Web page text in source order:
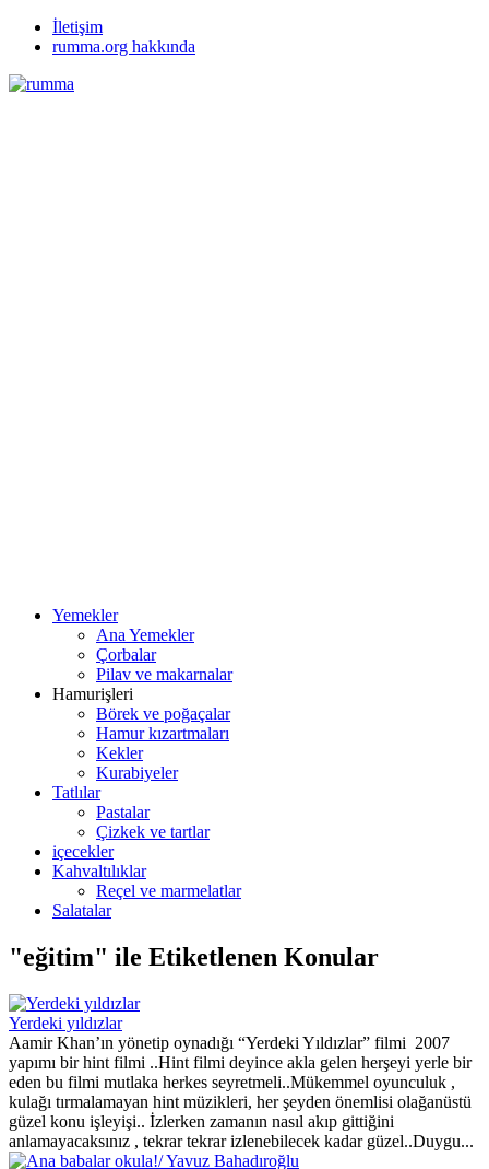
İletişim
rumma.org hakkında
Yemekler
Ana Yemekler
Çorbalar
Pilav ve makarnalar
Hamurişleri
Börek ve poğaçalar
Hamur kızartmaları
Kekler
Kurabiyeler
Tatlılar
Pastalar
Çizkek ve tartlar
içecekler
Kahvaltılıklar
Reçel ve marmelatlar
Salatalar
"eğitim" ile Etiketlenen Konular
Yerdeki yıldızlar
Aamir Khan’ın yönetip oynadığı “Yerdeki Yıldızlar” filmi 2007
yapımı bir hint filmi ..Hint filmi deyince akla gelen herşeyi yerle bir
eden bu filmi mutlaka herkes seyretmeli..Mükemmel oyunculuk ,
kulağı tırmalamayan hint müzikleri, her şeyden önemlisi olağanüstü
güzel konu işleyişi.. İzlerken zamanın nasıl akıp gittiğini
anlamayacaksınız , tekrar tekrar izlenebilecek kadar güzel..Duygu...